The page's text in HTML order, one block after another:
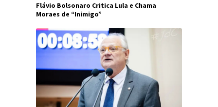
Flávio Bolsonaro Critica Lula e Chama
Moraes de “Inimigo”